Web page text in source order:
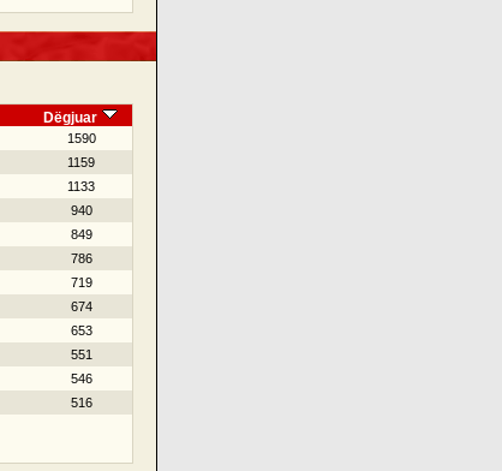
Dëgjuar
1590
1159
1133
940
849
786
719
674
653
551
546
516